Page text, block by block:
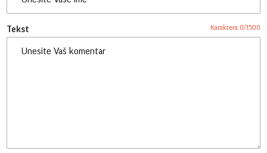
Tekst Karaktera:0/1500